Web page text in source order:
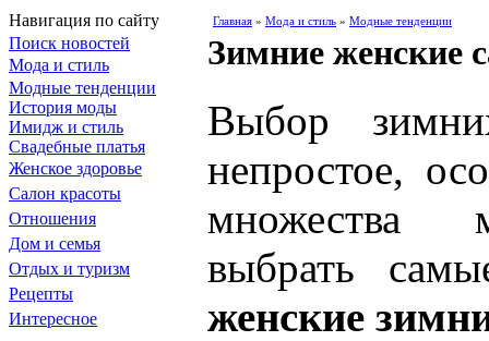
Навигация по сайту
Поиск новостей
Мода и стиль
Модные тенденции
История моды
Имидж и стиль
Свадебные платья
Женское здоровье
Салон красоты
Отношения
Дом и семья
Отдых и туризм
Рецепты
Интересное
Главная » Мода и стиль » Модные тенденции
Зимние женские
Выбор
непростое,
множества
выбрать
женские